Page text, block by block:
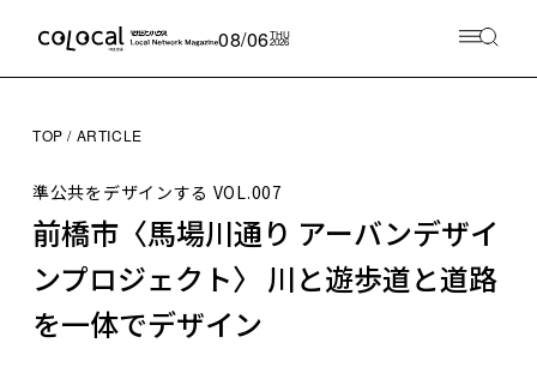
08/06THU
2026
TOP ARTICLE
準公共をデザインする VOL.007
前橋市〈馬場川通り アーバンデザイ
ンプロジェクト〉 川と遊歩道と道路
を一体でデザイン